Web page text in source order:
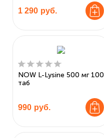
1 290 руб.
NOW L-Lysine 500 мг 100
таб
990 руб.